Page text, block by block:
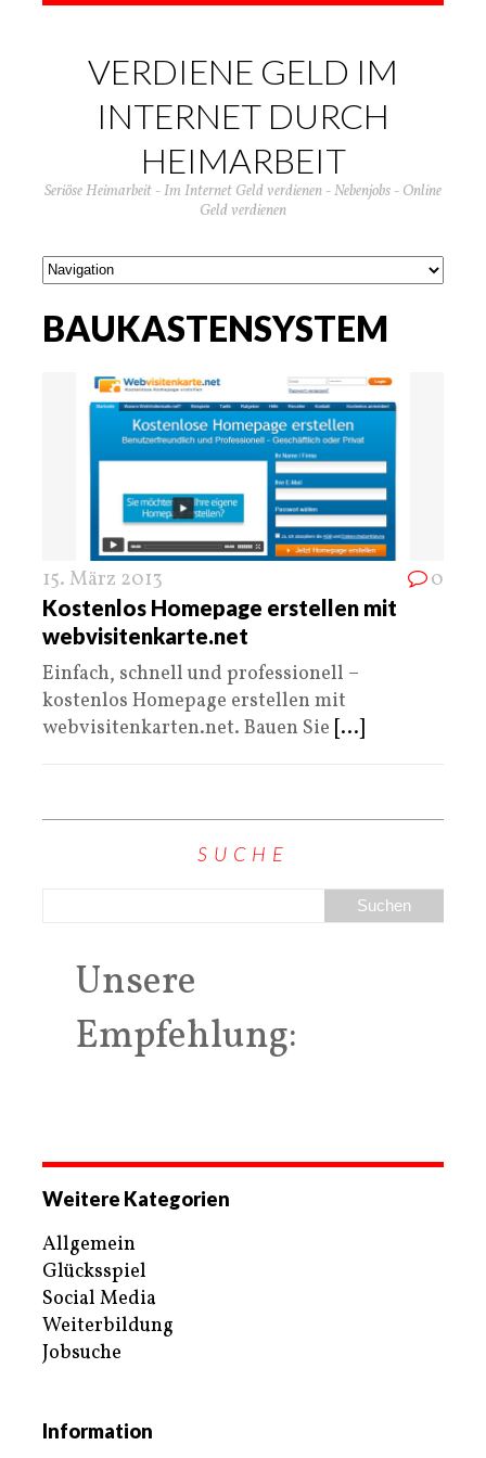
VERDIENE GELD IM
INTERNET DURCH
HEIMARBEIT
Seriöse Heimarbeit - Im Internet Geld verdienen - Nebenjobs - Online
Geld verdienen
BAUKASTENSYSTEM
15. März 2013 0
Kostenlos Homepage erstellen mit
webvisitenkarte.net
Einfach, schnell und professionell –
kostenlos Homepage erstellen mit
webvisitenkarten.net. Bauen Sie [...]
SUCHE
Unsere
Empfehlung:
Weitere Kategorien
Allgemein
Glücksspiel
Social Media
Weiterbildung
Jobsuche
Information